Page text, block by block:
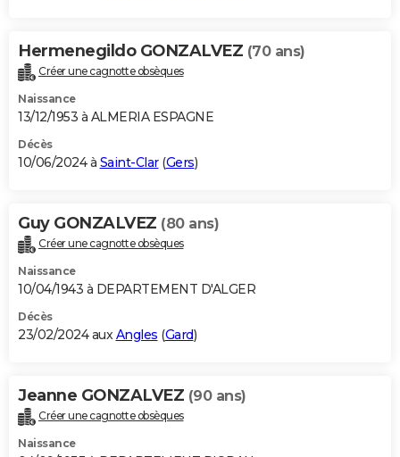
Hermenegildo GONZALVEZ (70 ans)
Créer une cagnotte obsèques
Naissance
13/12/1953 à ALMERIA ESPAGNE
Décès
10/06/2024 à Saint-Clar(Gers)
Guy GONZALVEZ (80 ans)
Créer une cagnotte obsèques
Naissance
10/04/1943 à DEPARTEMENT D'ALGER
Décès
23/02/2024 auxAngles (Gard)
Jeanne GONZALVEZ (90 ans)
Créer une cagnotte obsèques
Naissance